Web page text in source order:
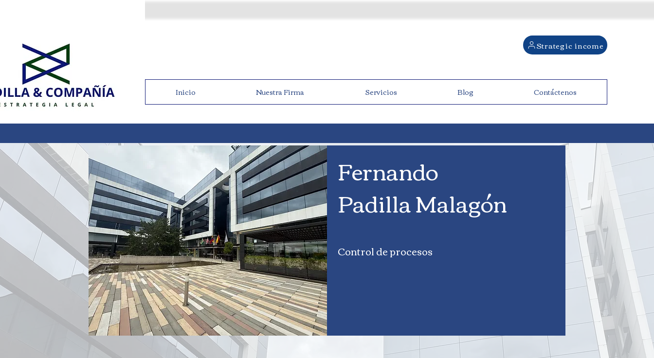
Strategic income
Inicio Nuestra Firma Servicios Blog Contáctenos
Fernando
Padilla Malagón
Control de procesos